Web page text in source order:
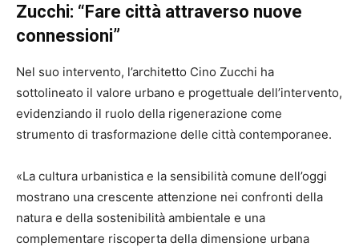
Zucchi: “Fare città attraverso nuove
connessioni”
Nel suo intervento, l’architetto Cino Zucchi ha
sottolineato il valore urbano e progettuale dell’intervento,
evidenziando il ruolo della rigenerazione come
strumento di trasformazione delle città contemporanee.
«La cultura urbanistica e la sensibilità comune dell’oggi
mostrano una crescente attenzione nei confronti della
natura e della sostenibilità ambientale e una
complementare riscoperta della dimensione urbana